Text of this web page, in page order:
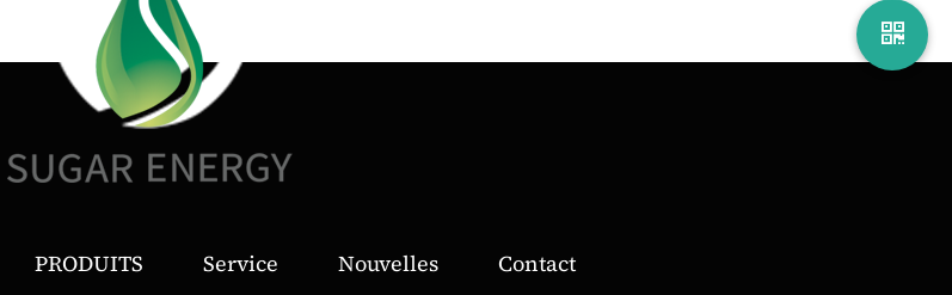
PRODUITS Service Nouvelles Contact